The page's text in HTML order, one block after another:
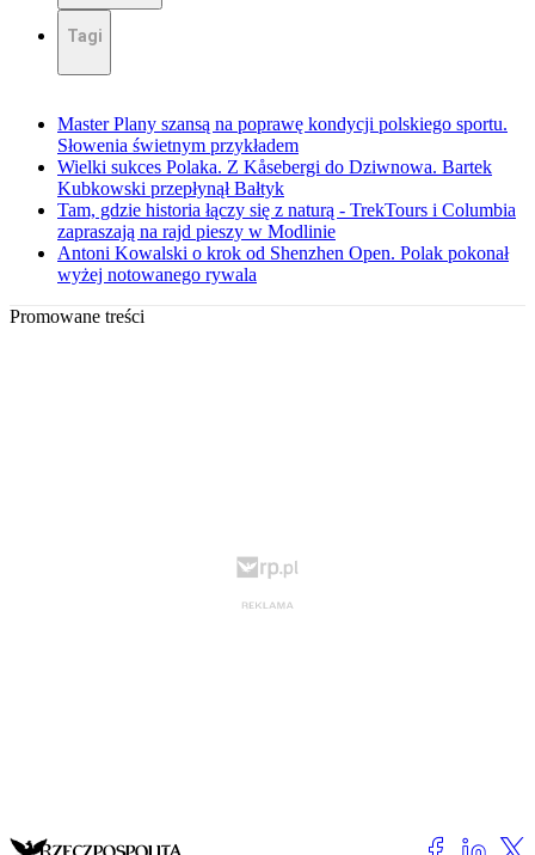
Tagi
Master Plany szansą na poprawę kondycji polskiego sportu.
Słowenia świetnym przykładem
Wielki sukces Polaka. Z Kåsebergi do Dziwnowa. Bartek
Kubkowski przepłynął Bałtyk
Tam, gdzie historia łączy się z naturą - TrekTours i Columbia
zapraszają na rajd pieszy w Modlinie
Antoni Kowalski o krok od Shenzhen Open. Polak pokonał
wyżej notowanego rywala
Promowane treści